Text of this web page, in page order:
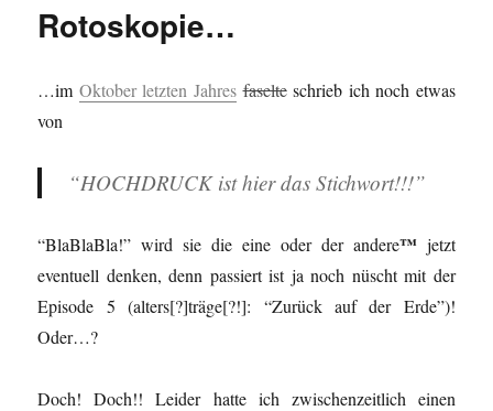
Rotoskopie…
…im Oktober letzten Jahres faselteschrieb ich noch etwas
von
“HOCHDRUCK ist hier das Stichwort!!!”
“BlaBlaBla!” wird sie die eine oder der andere™jetzt
eventuell denken, denn passiert ist ja noch nüscht mit der
Episode 5 (alters[?]träge[?!]: “Zurück auf der Erde”)!
Oder…?
Doch! Doch!! Leider hatte ich zwischenzeitlich einen